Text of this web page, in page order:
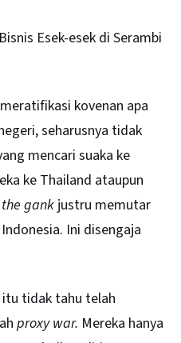
Esek-esek di Serambi
kovenan apa
seharusnya tidak
mencari suaka ke
ke Thailand ataupun
gankjustru memutar
Ini disengaja
tidak tahu telah
proxy war. Mereka hanya